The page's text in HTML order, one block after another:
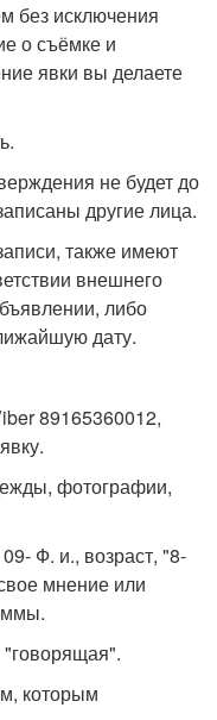
без исключения
о съёмке и
явки вы делаете
не будет до
другие лица.
также имеют
внешнего
либо
дату.
89165360012,
фотографии,
Ф. и., возраст, "8-
мнение или
которым